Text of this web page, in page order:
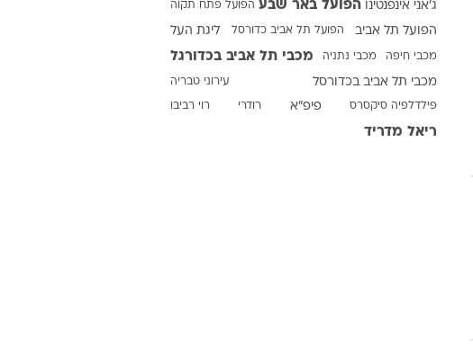
ענפים נוספים
לוח שידורים
החידה של ספורט1
ארכיון מדורים מחוץ לקווים
ג'אני אינפנטינו הפועל באר שבע הפועל פתח תקוה
הפועל תל אביב הפועל תל אביב כדורסל ליגת העל
מכבי חיפה מכבי נתניה מכבי תל אביב בכדורגל
מכבי תל אביב בכדורסל עירוני טבריה
פילדלפיה סיקסרס פיפ"א רודרי רוי רביבו
ריאל מדריד